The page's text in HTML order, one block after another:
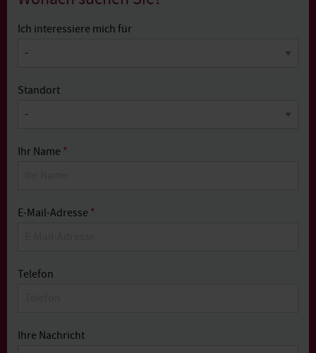
Ich interessiere mich für
Standort
Ihr Name *
E-Mail-Adresse *
Telefon
Ihre Nachricht